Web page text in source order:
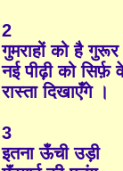
2
गुमराहों को है गुरूर
नई पीढ़ी को सिर्फ़
रास्ता दिखाएँगे ।
3
इतना ऊँची उड़ी